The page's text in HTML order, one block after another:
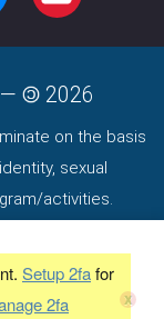
x
Setup 2fafor
2fa
— 2026
on the basis
sexual
activities.
by